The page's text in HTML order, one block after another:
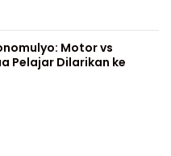
Motor vs
Pelajar Dilarikan ke